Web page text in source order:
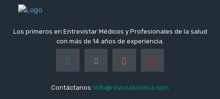
Los primeros en Entrevistar Médicos y Profesionales de la salud
con más de 14 años de experiencia.
Contáctanos: info@revistaexitosa.com